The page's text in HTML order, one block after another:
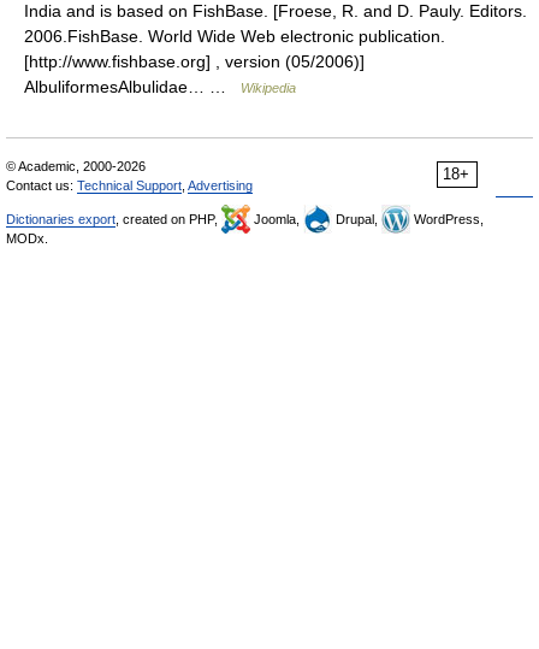
India and is based on FishBase. [Froese, R. and D. Pauly. Editors.
2006.FishBase. World Wide Web electronic publication.
[http://www.fishbase.org] , version (05/2006)]
AlbuliformesAlbulidae… …
Wikipedia
18+
© Academic, 2000-2026
Contact us: Technical Support Advertising
Dictionaries export , created on PHP, Joomla, Drupal,
WordPress,
MODx.